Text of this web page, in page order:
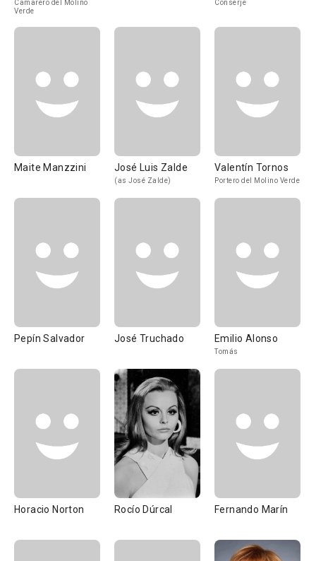
Camarero del Molino
Verde
Conserje
Maite Manzzini José Luis Zalde
(as José Zalde)
Valentín Tornos
Portero del Molino Verde
Pepín Salvador José Truchado Emilio Alonso
Tomás
Horacio Norton Rocío Dúrcal Fernando Marín